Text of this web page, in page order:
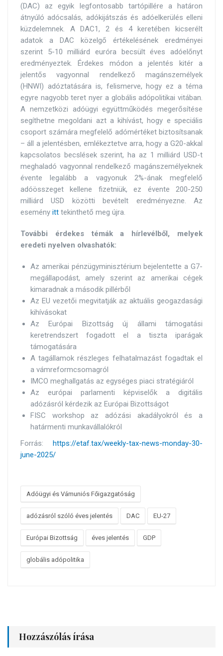
(DAC) az egyik legfontosabb tartópillére a határon
átnyúló adócsalás, adókijátszás és adóelkerülés elleni
küzdelemnek. A DAC1, 2 és 4 keretében kicserélt
adatok a DAC közelgő értékelésének eredményei
szerint 5-10 milliárd euróra becsült éves adóelőnyt
eredményeztek. Érdekes módon a jelentés kitér a
jelentős vagyonnal rendelkező magánszemélyek
(HNWI) adóztatására is, felismerve, hogy ez a téma
egyre nagyobb teret nyer a globális adópolitikai vitában.
A nemzetközi adóügyi együttműködés megerősítése
segíthetne megoldani azt a kihívást, hogy e speciális
csoport számára megfelelő adómértéket biztosítsanak
– áll a jelentésben, emlékeztetve arra, hogy a G20-akkal
kapcsolatos becslések szerint, ha az 1 milliárd USD-t
meghaladó vagyonnal rendelkező magánszemélyeknek
évente legalább a vagyonuk 2%-ának megfelelő
adóösszeget kellene fizetniük, ez évente 200-250
milliárd USD közötti bevételt eredményezne. Az
esemény itt tekinthető meg újra.
További érdekes témák a hírlevélből, melyek
eredeti nyelven olvashatók:
Az amerikai pénzügyminisztérium bejelentette a G7-
megállapodást, amely szerint az amerikai cégek
kimaradnak a második pillérből
Az EU vezetői megvitatják az aktuális geogazdasági
kihívásokat
Az Európai Bizottság új állami támogatási
keretrendszert fogadott el a tiszta iparágak
támogatására
A tagállamok részleges felhatalmazást fogadtak el
a vámreformcsomagról
IMCO meghallgatás az egységes piaci stratégiáról
Az európai parlamenti képviselők a digitális
adózásról kérdezik az Európai Bizottságot
FISC workshop az adózási akadályokról és a
határmenti munkavállalókról
Forrás: https://etaf.tax/weekly-tax-news-monday-30-
june-2025/
Adóügyi és Vámuniós Főigazgatóság
adózásról szóló éves jelentés DAC EU-27
Európai Bizottság éves jelentés GDP
globális adópolitika
Hozzászólás írása